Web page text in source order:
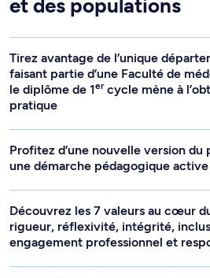
et des populations
Tirez avantage de l’unique
faisant partie d’une Faculté de
le diplôme de 1ercycle mène à
pratique
Profitez d’une nouvelle version
une démarche pédagogique
Découvrez les 7 valeurs au cœur
rigueur, réflexivité, intégrité,
engagement professionnel et